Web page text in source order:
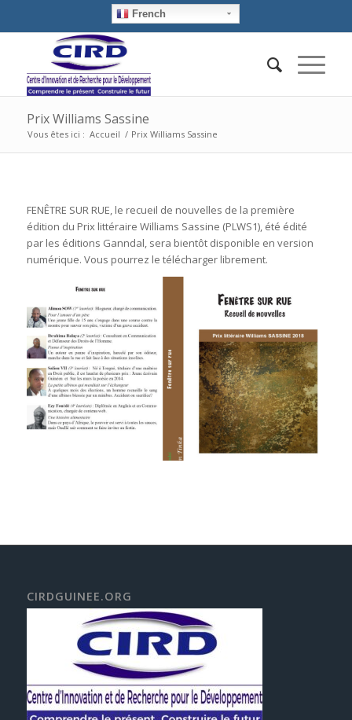
French
Prix Williams Sassine
Vous êtes ici : Accueil / Prix Williams Sassine
FENÊTRE SUR RUE, le recueil de nouvelles de la première
édition du Prix littéraire Williams Sassine (PLWS1), été édité
par les éditions Ganndal, sera bientôt disponible en version
numérique. Vous pourrez le télécharger librement.
CIRDGUINEE.ORG